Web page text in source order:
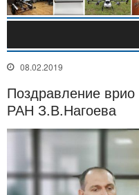
08.02.2019
Поздравление
РАН З.В.Нагоева